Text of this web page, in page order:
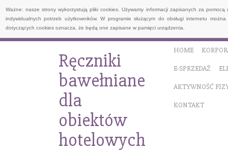
Ważne: nasze strony wykorzystują pliki cookies. Używamy informacji zapisanych za
indywidualnych potrzeb użytkowników. W programie służącym do obsługi internetu
dotyczących cookies oznacza, że będą one zapisane w pamięci urządzenia.
HOME
E-SPRZEDAŻ
AKTYWNOŚĆ
KONTAKT
Ręczniki
bawełniane
dla
obiektów
hotelowych